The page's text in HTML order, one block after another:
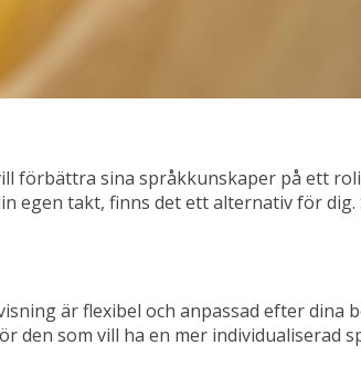
förbättra sina språkkunskaper på ett
egen takt, finns det ett alternativ för dig.
är flexibel och anpassad efter dina
den som vill ha en mer individualiserad